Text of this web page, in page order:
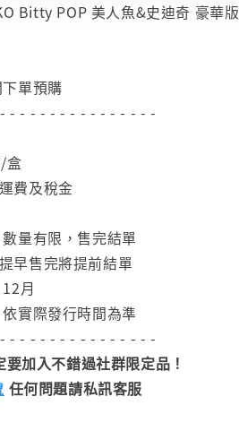
Bitty POP 美人魚&史迪奇 豪華版
單預購
- - - - - - - - - - - - - - -
盒
費及稅金
量有限，售完結單
早售完將提前結單
月
實際發行時間為準
- - - - - - - - - - - - - - -
要加入不錯過社群限定品！
任何問題請私訊客服